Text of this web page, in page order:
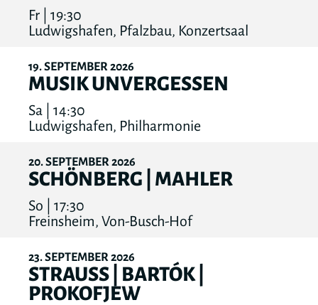
Fr | 19:30
Ludwigshafen, Pfalzbau, Konzertsaal
19 SEPTEMBER2026
MUSIK UNVERGESSEN
Sa | 14:30
Ludwigshafen, Philharmonie
20 SEPTEMBER2026
SCHÖNBERG | MAHLER
So | 17:30
Freinsheim, Von-Busch-Hof
23 SEPTEMBER2026
STRAUSS | BARTÓK |
PROKOFJEW